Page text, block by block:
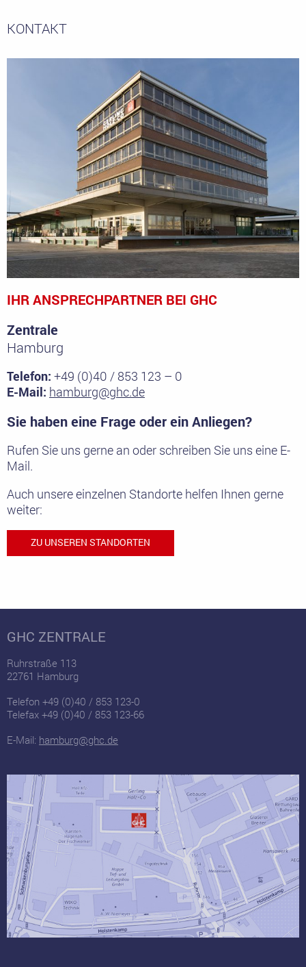
KONTAKT
IHR ANSPRECHPARTNER BEI GHC
Zentrale
Hamburg
Telefon: +49 (0)40 / 853 123 – 0
E-Mail: hamburg@ghc.de
Sie haben eine Frage oder ein Anliegen?
Rufen Sie uns gerne an oder schreiben Sie uns eine E-
Mail.
Auch unsere einzelnen Standorte helfen Ihnen gerne
weiter:
ZU UNSEREN STANDORTEN
GHC ZENTRALE
Ruhrstraße 113
22761 Hamburg
Telefon +49 (0)40 / 853 123-0
Telefax +49 (0)40 / 853 123-66
E-Mail: hamburg@ghc.de